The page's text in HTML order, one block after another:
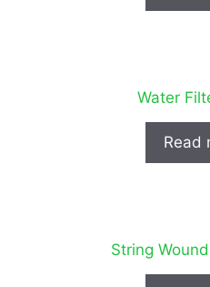
Water
Read
String